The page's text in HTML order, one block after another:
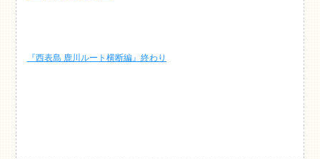
『西表島 鹿川ルート横断編』終わり